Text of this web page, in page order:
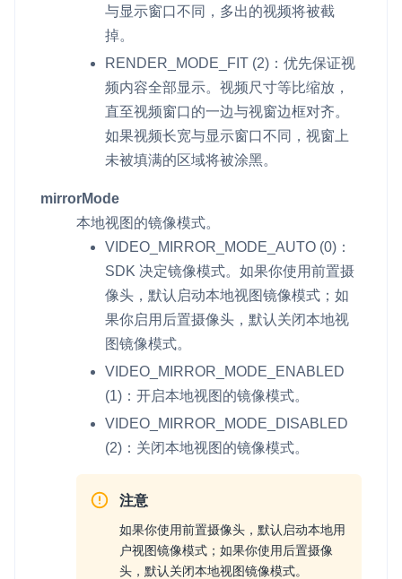
一站式实时互动模块的选型、购买、账号打通
SDK 拓展插件
拓展 SDK 能力，打造更具个性化的音视频互动效果
使用录制、推流、拉流等服务丰富互动体验
云端录制
本地服务端录制
输入在线媒体流
云端转码 RTMP 网关
RTC 服务端 SDK
与 RTC 客户端 SDK 互通，实现收发流
快速高效的文档转换解决方案
水晶球
全周期通话质量检测、回溯和分析方案
开通和管理声网各项产品服务的统一入口
低代码应用平台
与显示窗口不同，多出的视频将被截
掉。
RENDER_MODE_FIT (2)：优先保证视
频内容全部显示。视频尺寸等比缩放，
直至视频窗口的一边与视窗边框对齐。
如果视频长宽与显示窗口不同，视窗上
未被填满的区域将被涂黑。
mirrorMode
本地视图的镜像模式。
VIDEO_MIRROR_MODE_AUTO (0)：
SDK 决定镜像模式。如果你使用前置摄
像头，默认启动本地视图镜像模式；如
果你启用后置摄像头，默认关闭本地视
图镜像模式。
VIDEO_MIRROR_MODE_ENABLED
(1)：开启本地视图的镜像模式。
VIDEO_MIRROR_MODE_DISABLED
(2)：关闭本地视图的镜像模式。
注意
如果你使用前置摄像头，默认启动本地用
户视图镜像模式；如果你使用后置摄像
头，默认关闭本地视图镜像模式。